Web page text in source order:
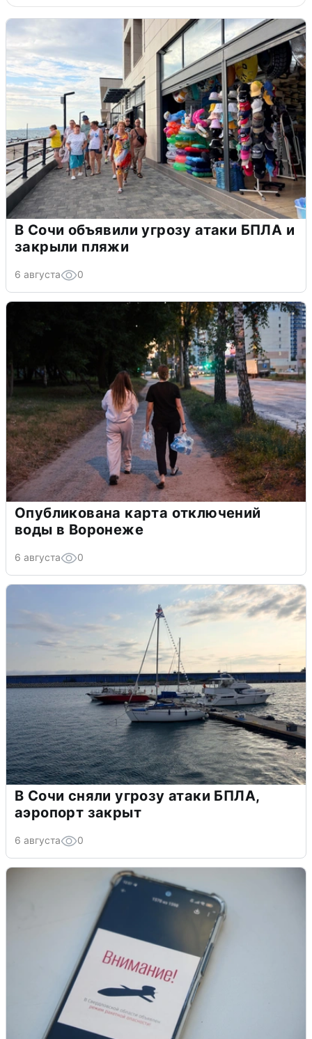
В Сочи объявили угрозу атаки БПЛА и
закрыли пляжи
6 августа 0
Опубликована карта отключений
воды в Воронеже
6 августа 0
В Сочи сняли угрозу атаки БПЛА,
аэропорт закрыт
6 августа 0